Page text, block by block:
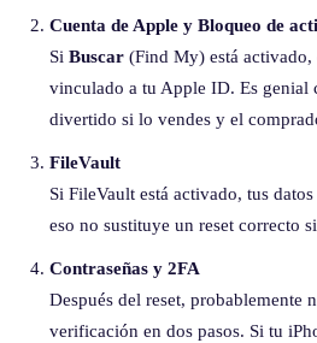
Cuenta de Apple y Bloqueo de
Si Buscar (Find My) está activado,
vinculado a tu Apple ID. Es genial
divertido si lo vendes y el
FileVault
Si FileVault está activado, tus
eso no sustituye un reset correcto
Contraseñas y 2FA
Después del reset, probablemente
verificación en dos pasos. Si tu